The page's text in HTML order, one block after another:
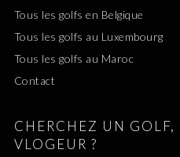
Tous les golfs en Belgique
Tous les golfs au Luxembourg
Tous les golfs au Maroc
Contact
CHERCHEZ UN
VLOGEUR ?